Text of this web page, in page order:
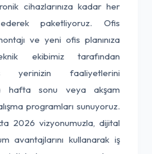
cihazlarınıza kadar her
paketliyoruz. Ofis
ve yeni ofis planınıza
ekibimiz tarafından
yerinizin faaliyetlerini
hafta sonu veya akşam
programları sunuyoruz.
2026 vizyonumuzla, dijital
avantajlarını kullanarak iş